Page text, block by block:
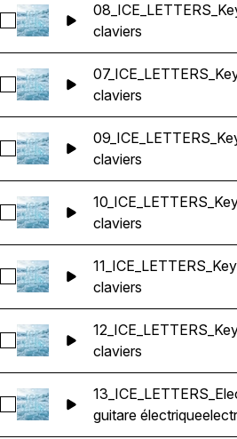
Sélectionnez
claviers
Sélectionnez
claviers
Sélectionnez
claviers
Sélectionnez
claviers
Sélectionnez
claviers
Sélectionnez
claviers
Sélectionnez
guitare électrique